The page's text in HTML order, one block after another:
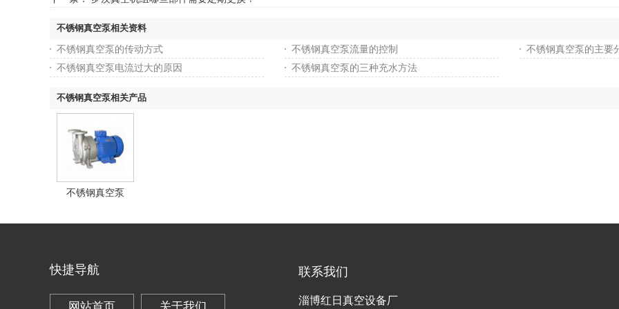
不锈钢真空泵相关资料
不锈钢真空泵的传动方式 不锈钢真空泵流量的控制
不锈钢真空泵的主要
不锈钢真空泵电流过大的原因
不锈钢真空泵的三种充水方法
不锈钢真空泵相关产品
不锈钢真空泵
快捷导航 联系我们
淄博红日真空设备厂